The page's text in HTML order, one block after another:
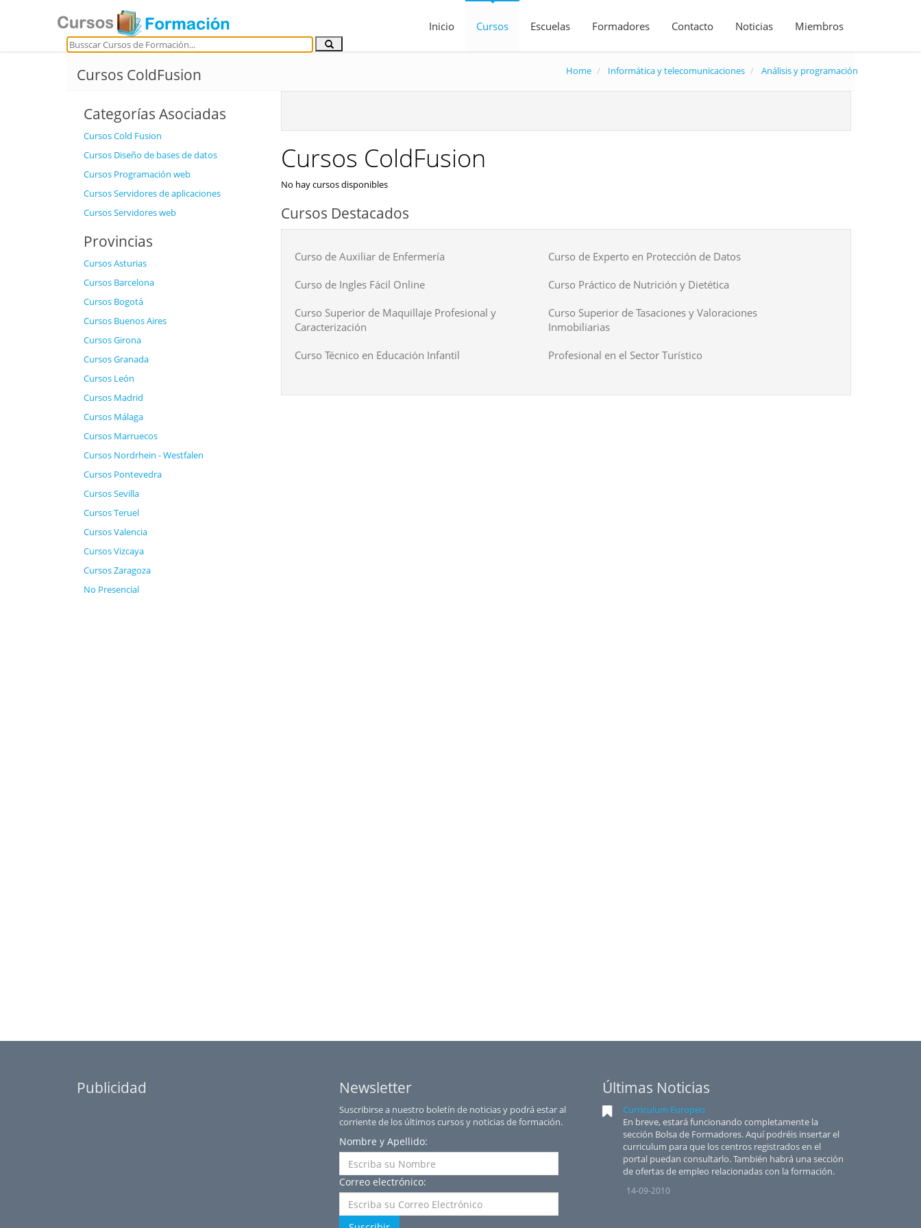
Inicio Cursos Escuelas Formadores Contacto Noticias Miembros
Cursos ColdFusion Home Informática y telecomunicaciones Análisis y programación
Categorías Asociadas
Cursos Cold Fusion
Cursos Diseño de bases de datos
Cursos Programación web
Cursos Servidores de aplicaciones
Cursos Servidores web
Provincias
Cursos Asturias
Cursos Barcelona
Cursos Bogotá
Cursos Buenos Aires
Cursos Girona
Cursos Granada
Cursos León
Cursos Madrid
Cursos Málaga
Cursos Marruecos
Cursos Nordrhein - Westfalen
Cursos Pontevedra
Cursos Sevilla
Cursos Teruel
Cursos Valencia
Cursos Vizcaya
Cursos Zaragoza
No Presencial
Cursos ColdFusion
No hay cursos disponibles
Cursos Destacados
Curso de Auxiliar de Enfermería Curso de Experto en Protección de Datos
Curso de Ingles Fácil Online Curso Práctico de Nutrición y Dietética
Curso Superior de Maquillaje Profesional y
Caracterización
Curso Superior de Tasaciones y Valoraciones
Inmobiliarias
Curso Técnico en Educación Infantil Profesional en el Sector Turístico
Publicidad Newsletter
Suscribirse a nuestro boletín de noticias y podrá estar al
corriente de los últimos cursos y noticias de formación.
Nombre y Apellido:
Correo electrónico:
Últimas Noticias
Curriculum Europeo
En breve, estará funcionando completamente la
sección Bolsa de Formadores. Aquí podréis insertar el
curriculum para que los centros registrados en el
portal puedan consultarlo. También habrá una sección
de ofertas de empleo relacionadas con la formación.
14-09-2010